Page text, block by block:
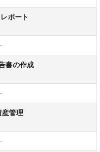
ポート
書の作成
産管理